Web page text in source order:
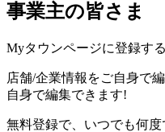
事業主の皆さま
Myタウンページに登録す
店舗/企業情報をご自身で
自身で編集できます!
無料登録で、いつでも何度